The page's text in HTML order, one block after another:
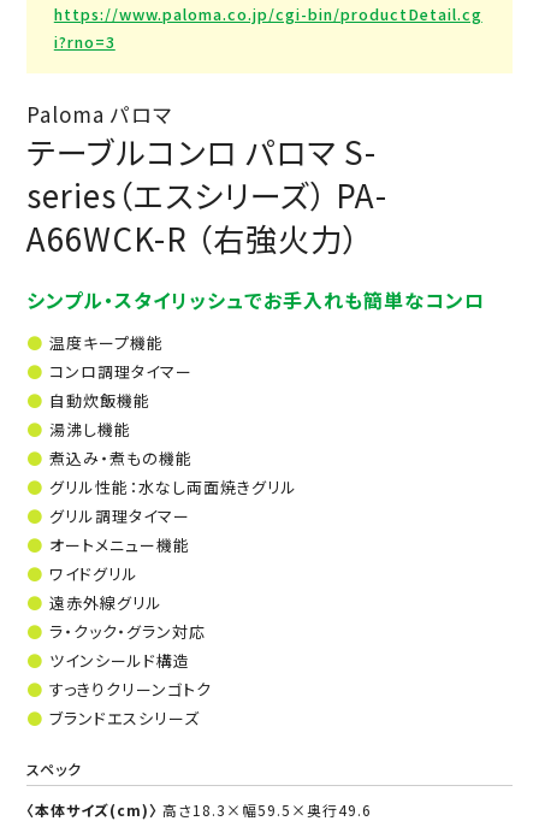
https://www.paloma.co.jp/cgi-bin/productDetail.cg
i?rno=3
Paloma パロマ
テーブルコンロ パロマ S-
series（エスシリーズ） PA-
A66WCK-R （右強火力）
シンプル・スタイリッシュでお手入れも簡単なコンロ
温度キープ機能
コンロ調理タイマー
自動炊飯機能
湯沸し機能
煮込み・煮もの機能
グリル性能：水なし両面焼きグリル
グリル調理タイマー
オートメニュー機能
ワイドグリル
遠赤外線グリル
ラ・クック・グラン対応
ツインシールド構造
すっきりクリーンゴトク
ブランドエスシリーズ
スペック
〈本体サイズ(cm)〉 高さ18.3×幅59.5×奥行49.6